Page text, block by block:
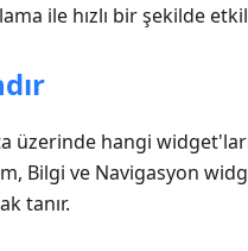
ile hızlı bir şekilde
üzerinde hangi
Bilgi ve Navigasyon
tanır.